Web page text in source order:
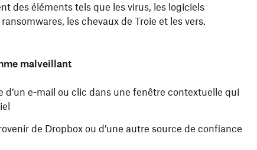
des éléments tels que les virus, les logiciels
les chevaux de Troie et les vers.
malveillant
d’un e-mail ou clic dans une fenêtre contextuelle qui
de Dropbox ou d’une autre source de confiance